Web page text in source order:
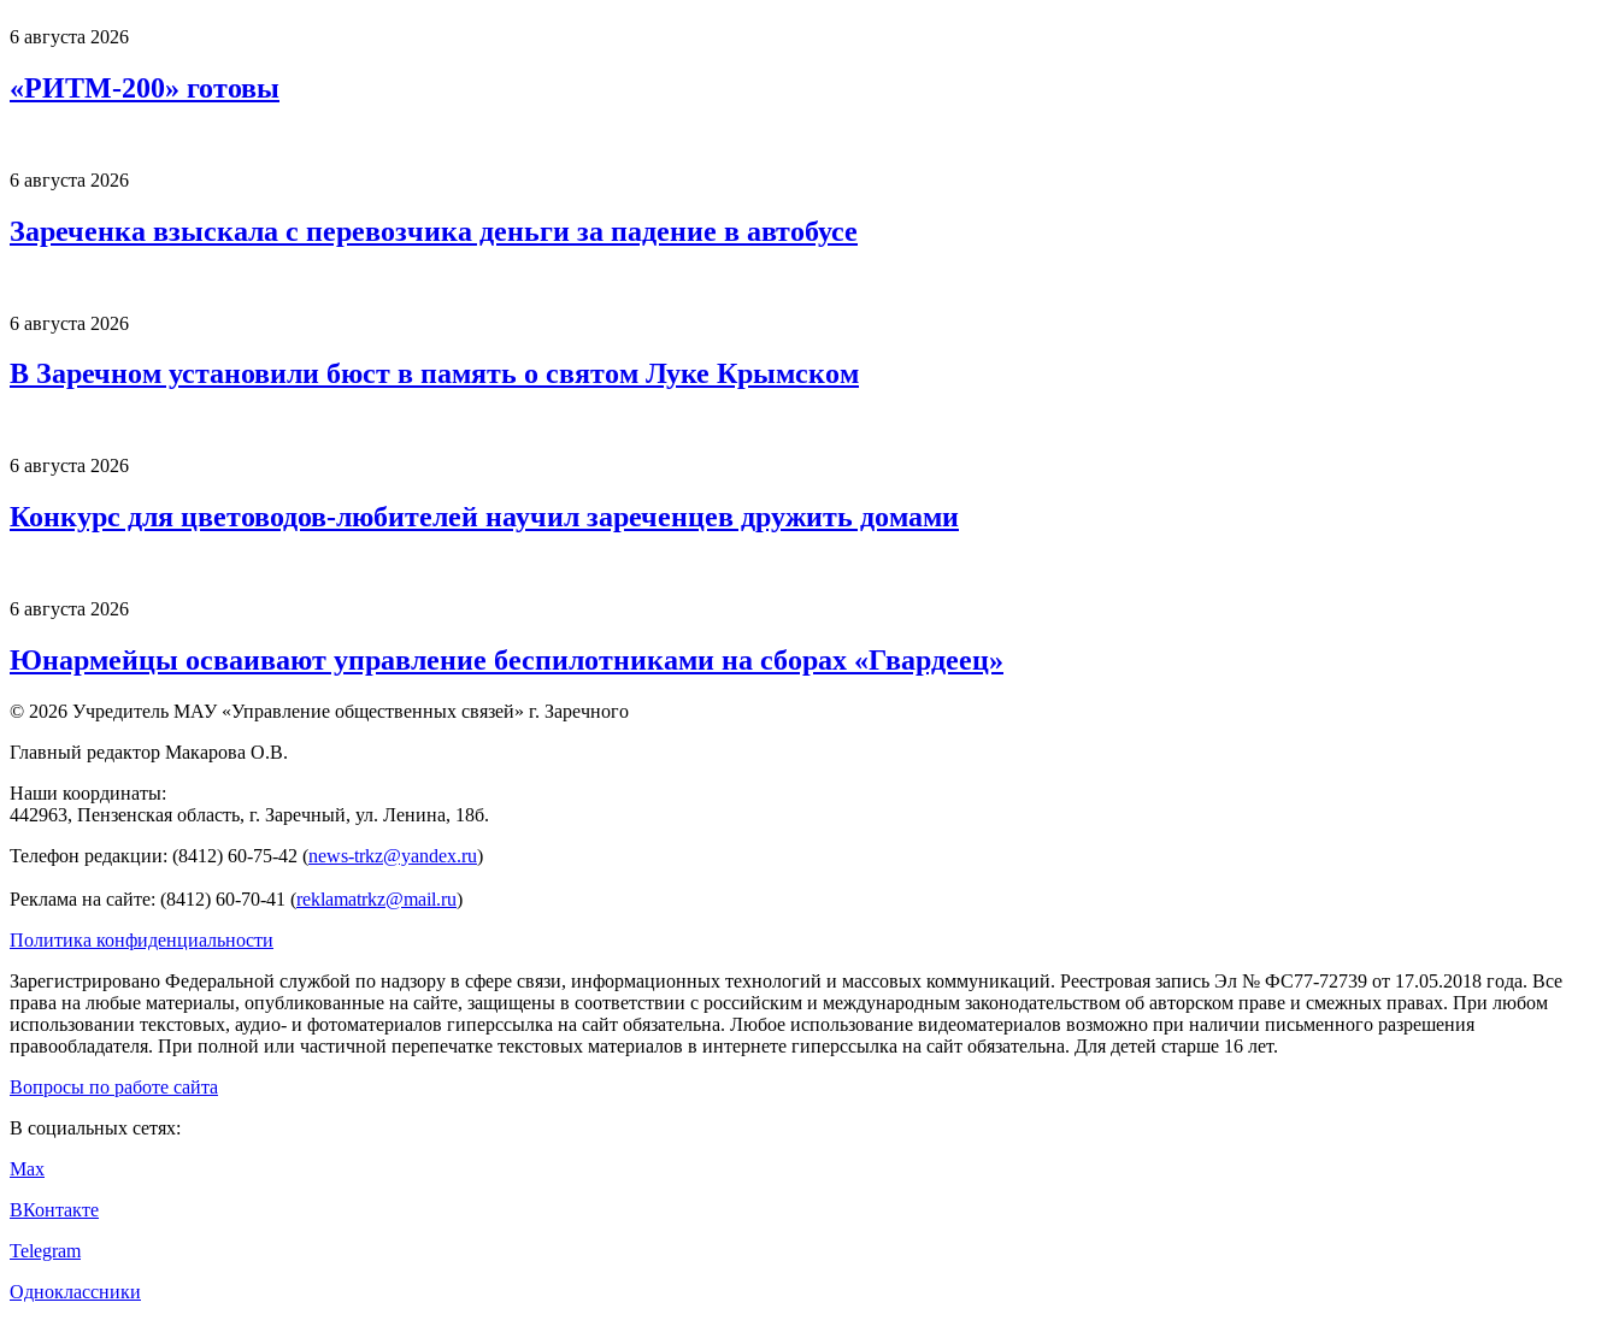
6 августа 2026
«РИТМ-200» готовы
6 августа 2026
Зареченка взыскала с перевозчика деньги за падение в автобусе
6 августа 2026
В Заречном установили бюст в память о святом Луке Крымском
6 августа 2026
Конкурс для цветоводов-любителей научил зареченцев дружить домами
6 августа 2026
Юнармейцы осваивают управление беспилотниками на сборах «Гвардеец»
© 2026 Учредитель МАУ «Управление общественных связей» г. Заречного
Главный редактор Макарова О.В.
Наши координаты:
442963, Пензенская область, г. Заречный, ул. Ленина, 18б.
Телефон редакции: (8412) 60-75-42 (news-trkz@yandex.ru)
Реклама на сайте: (8412) 60-70-41 (reklamatrkz@mail.ru)
Политика конфиденциальности
Зарегистрировано Федеральной службой по надзору в сфере связи, информационных технологий и массовых коммуникаций. Реестровая запись Эл № ФС77-72739 от 17.05.2018 года. Все
права на любые материалы, опубликованные на сайте, защищены в соответствии с российским и международным законодательством об авторском праве и смежных правах. При любом
использовании текстовых, аудио- и фотоматериалов гиперссылка на сайт обязательна. Любое использование видеоматериалов возможно при наличии письменного разрешения
правообладателя. При полной или частичной перепечатке текстовых материалов в интернете гиперссылка на сайт обязательна. Для детей старше 16 лет.
Вопросы по работе сайта
В социальных сетях:
Max
ВКонтакте
Telegram
Одноклассники